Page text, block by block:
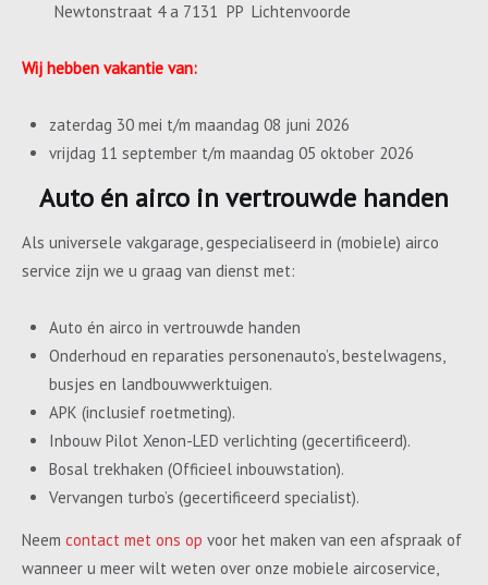
Newtonstraat 4 a 7131 PP Lichtenvoorde
Wij hebben vakantie van:
zaterdag 30 mei t/m maandag 08 juni 2026
vrijdag 11 september t/m maandag 05 oktober 2026
Auto én airco in vertrouwde handen
Als universele vakgarage, gespecialiseerd in (mobiele) airco
service zijn we u graag van dienst met:
Auto én airco in vertrouwde handen
Onderhoud en reparaties personenauto’s, bestelwagens,
busjes en landbouwwerktuigen.
APK (inclusief roetmeting).
Inbouw Pilot Xenon-LED verlichting (gecertificeerd).
Bosal trekhaken (Officieel inbouwstation).
Vervangen turbo’s (gecertificeerd specialist).
Neem contact met ons op voor het maken van een afspraak of
wanneer u meer wilt weten over onze mobiele aircoservice,